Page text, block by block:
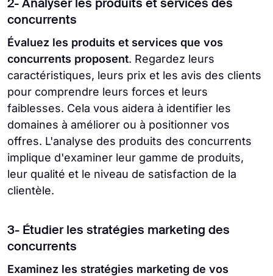
2- Analyser les produits et services des
concurrents
Évaluez les produits et services que vos
concurrents proposent. Regardez leurs
caractéristiques, leurs prix et les avis des clients
pour comprendre leurs forces et leurs
faiblesses. Cela vous aidera à identifier les
domaines à améliorer ou à positionner vos
offres. L'analyse des produits des concurrents
implique d'examiner leur gamme de produits,
leur qualité et le niveau de satisfaction de la
clientèle.
3- Étudier les stratégies marketing des
concurrents
Examinez les stratégies marketing de vos